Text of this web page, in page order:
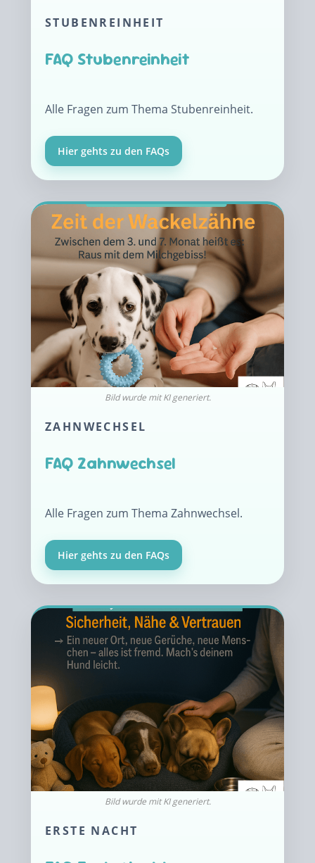
STUBENREINHEIT
FAQ Stubenreinheit
Alle Fragen zum Thema Stubenreinheit.
Hier gehts zu den FAQs
ZAHNWECHSEL
FAQ Zahnwechsel
Alle Fragen zum Thema Zahnwechsel.
Hier gehts zu den FAQs
ERSTE NACHT